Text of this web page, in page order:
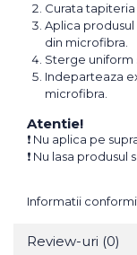
Curata
Aplica
din microfibra.
Sterge uniform
Indeparteaza
microfibra.
Atentie!
❗ Nu aplica pe
❗ Nu lasa produsul
Informatii
Review-uri (0)